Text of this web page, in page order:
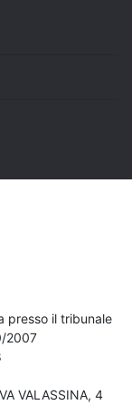
presso il tribunale
2007
VALASSINA, 4